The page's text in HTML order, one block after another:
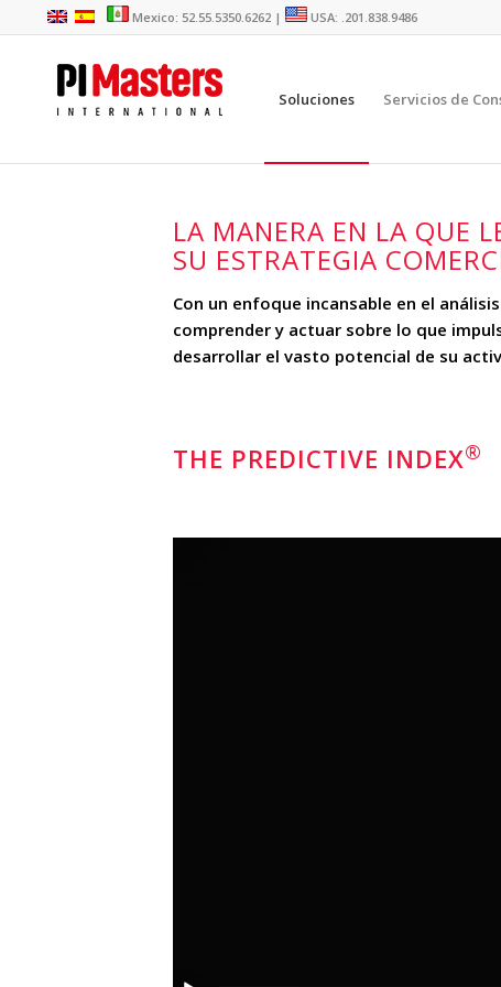
Mexico: 52.55.5350.6262 | USA: .201.838.9486
Soluciones Servicios de
LA MANERA EN LA QUE
SU ESTRATEGIA
Con un enfoque incansable en el
comprender y actuar sobre lo que
desarrollar el vasto potencial de su
THE PREDICTIVE INDEX®